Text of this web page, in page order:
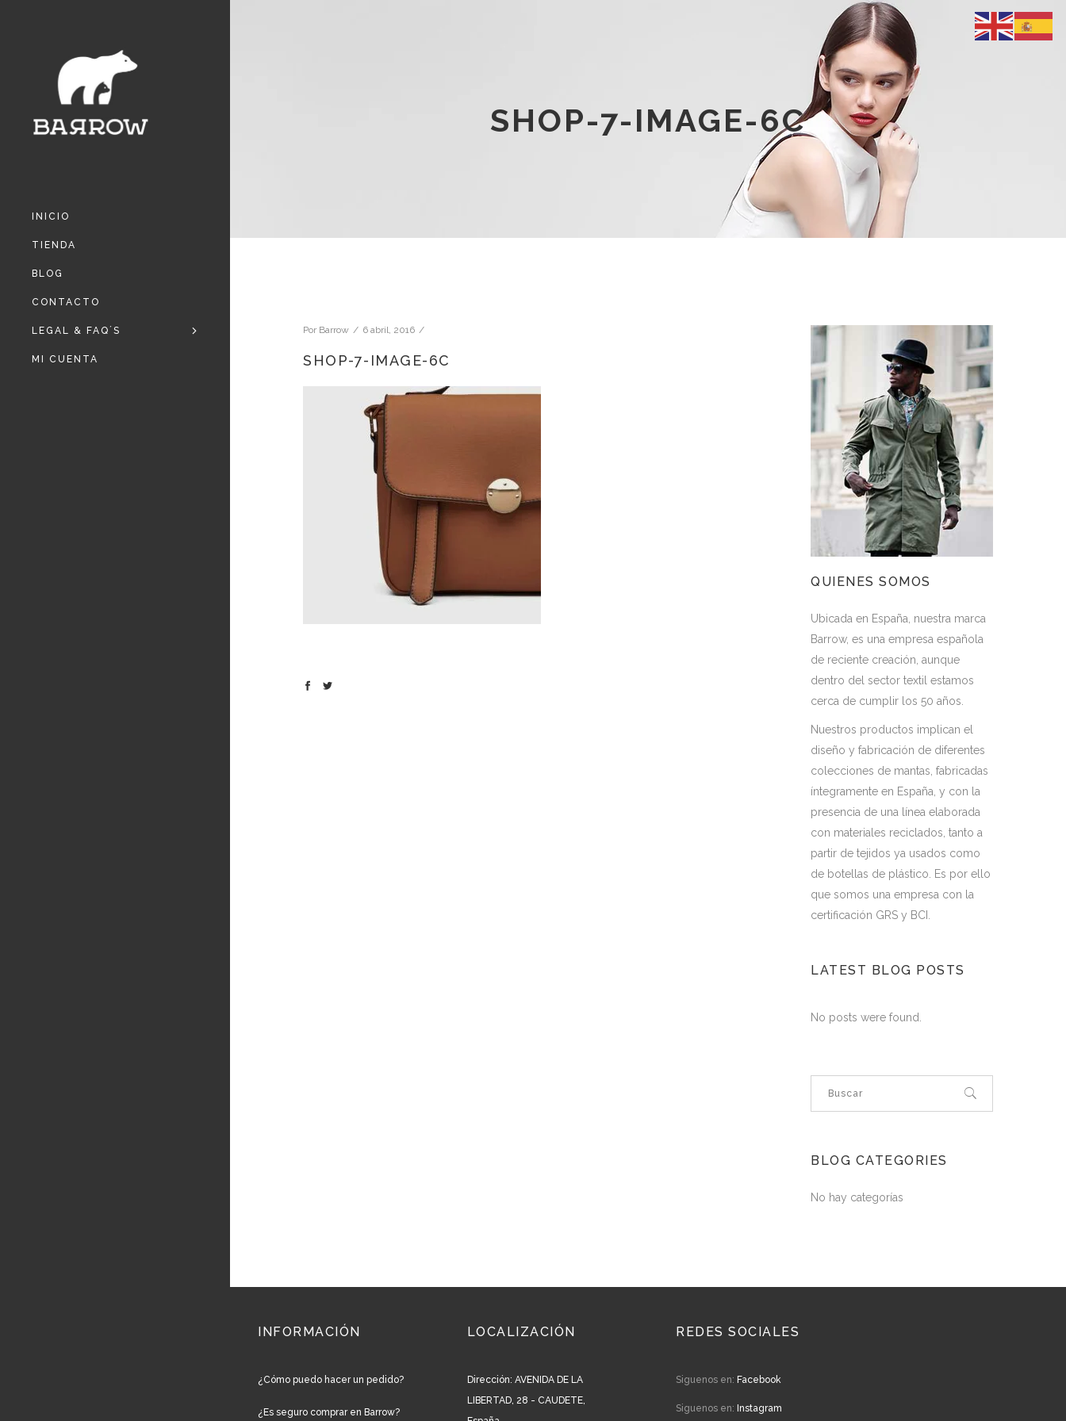
INICIO
TIENDA
BLOG
CONTACTO
LEGAL & FAQ´S
MI CUENTA
SHOP-7-IMAGE-6C
Por Barrow 6 abril, 2016
SHOP-7-IMAGE-6C
QUIENES SOMOS
Ubicada en España, nuestra marca
Barrow, es una empresa española
de reciente creación, aunque
dentro del sector textil estamos
cerca de cumplir los 50 años.
Nuestros productos implican el
diseño y fabricación de diferentes
colecciones de mantas, fabricadas
íntegramente en España, y con la
presencia de una línea elaborada
con materiales reciclados, tanto a
partir de tejidos ya usados como
de botellas de plástico. Es por ello
que somos una empresa con la
certificación GRS y BCI.
LATEST BLOG POSTS
No posts were found.
BLOG CATEGORIES
No hay categorías
INFORMACIÓN
¿Cómo puedo hacer un pedido?
¿Es seguro comprar en Barrow?
LOCALIZACIÓN
Dirección: AVENIDA DE LA
LIBERTAD, 28 - CAUDETE,
REDES SOCIALES
Siguenos en: Facebook
Siguenos en: Instagram